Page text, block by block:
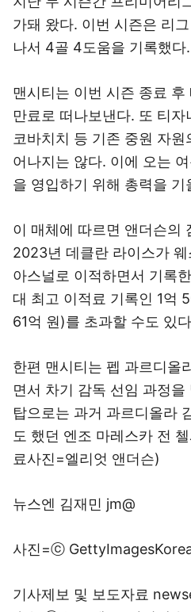
가돼 왔다. 이번 시즌은 리
나서 4골 4도움을 기록했다.
맨시티는 이번 시즌 종료
만료로 떠나보낸다. 또 티자
코바치치 등 기존 중원 자
어나지는 않다. 이에 오는
을 영입하기 위해 총력을 기
이 매체에 따르면 앤더슨의
2023년 데클란 라이스가
아스널로 이적하면서 기록
대 최고 이적료 기록인 1억
61억 원)를 초과할 수도 있
한편 맨시티는 펩 과르디올
면서 차기 감독 선임 과정
탑으로는 과거 과르디올라
도 했던 엔조 마레스카 전
료사진=엘리엇 앤더슨)
뉴스엔 김재민 jm@
사진=ⓒ
기사제보 및 보도자료